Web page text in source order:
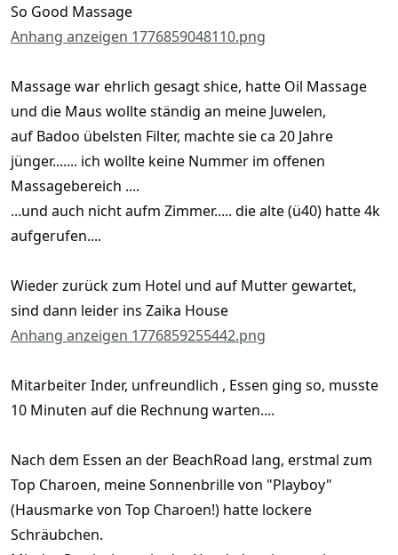
So Good Massage
Anhang anzeigen 1776859048110.png
Massage war ehrlich gesagt shice, hatte Oil Massage
und die Maus wollte ständig an meine Juwelen,
auf Badoo übelsten Filter, machte sie ca 20 Jahre
jünger....... ich wollte keine Nummer im offenen
Massagebereich ....
...und auch nicht aufm Zimmer..... die alte (ü40) hatte 4k
aufgerufen....
Wieder zurück zum Hotel und auf Mutter gewartet,
sind dann leider ins Zaika House
Anhang anzeigen 1776859255442.png
Mitarbeiter Inder, unfreundlich , Essen ging so, musste
10 Minuten auf die Rechnung warten....
Nach dem Essen an der BeachRoad lang, erstmal zum
Top Charoen, meine Sonnenbrille von "Playboy"
(Hausmarke von Top Charoen!) hatte lockere
Schräubchen.